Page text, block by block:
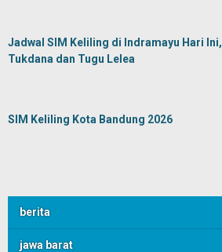
Jadwal SIM Keliling di Indramayu Hari Ini,
Tukdana dan Tugu Lelea
SIM Keliling Kota Bandung 2026
berita
jawa barat